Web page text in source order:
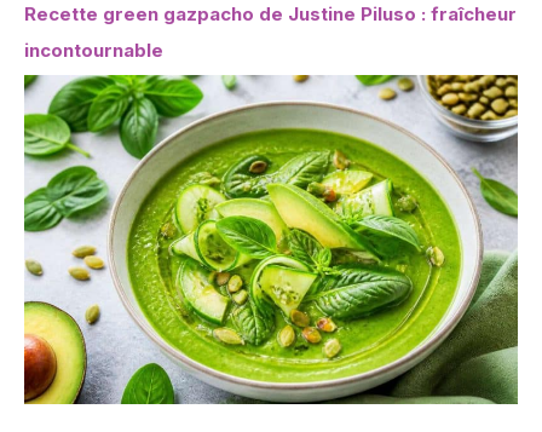
Recette green gazpacho de Justine Piluso : fraîcheur
incontournable